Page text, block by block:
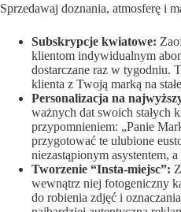
Sprzedawaj doznania, atmosferę i
Subskrypcje kwiatowe:
klientom indywidualnym
dostarczane raz w tygodniu.
klienta z Twoją marką na
Personalizacja na
ważnych dat swoich stałych
przypomnieniem: „Panie
przygotować te ulubione
niezastąpionym asystentem,
Tworzenie “Insta-miejsc”:
wewnątrz niej fotogeniczny
do robienia zdjęć i